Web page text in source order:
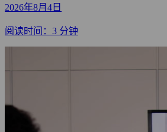
2026年8月4日
阅读时间：3 分钟